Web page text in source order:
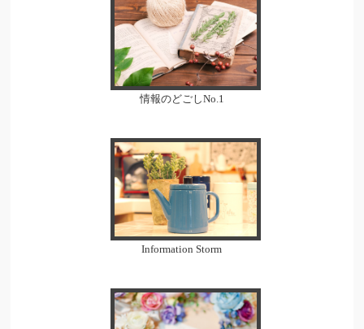
情報のどごしNo.1
Information Storm